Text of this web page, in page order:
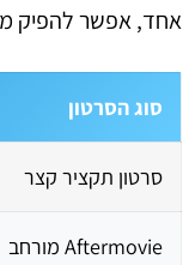
אחד, אפשר להפיק
סוג הסרטון
סרטון תקציר קצר
Aftermovie מורחב